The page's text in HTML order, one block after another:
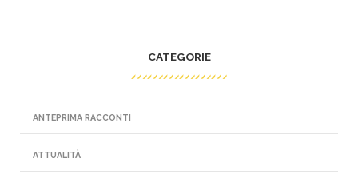
CATEGORIE
ANTEPRIMA RACCONTI
ATTUALITÀ